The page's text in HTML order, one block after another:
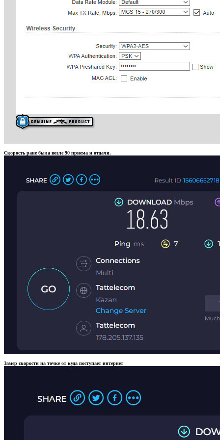
Скорость ране была возле 90 приема и отдачи.
Замер скорости на точке от куда поступает интернет